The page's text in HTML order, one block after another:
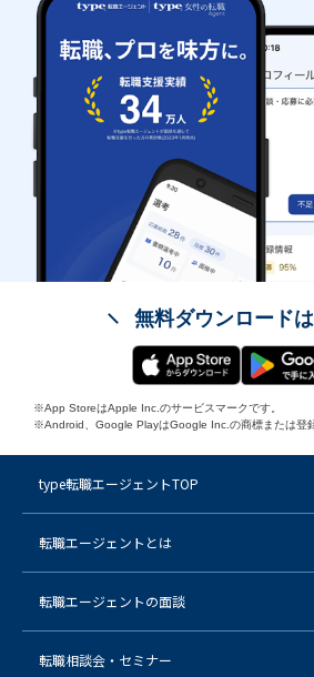
無料ダウンロード
※App StoreはApple Inc.のサービスマークです。
※Android、Google PlayはGoogle Inc.の商標または登
type転職エージェントTOP
転職エージェントとは
転職エージェントの面談
転職相談会・セミナー